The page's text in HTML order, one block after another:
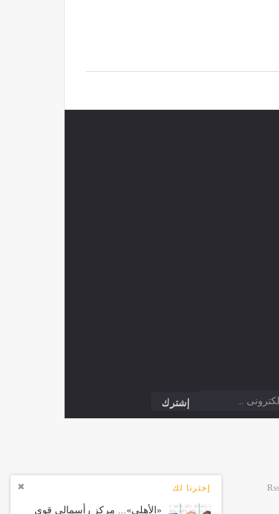
إخترنا لك
«الأهلي»... مركز رأسمالي قوي